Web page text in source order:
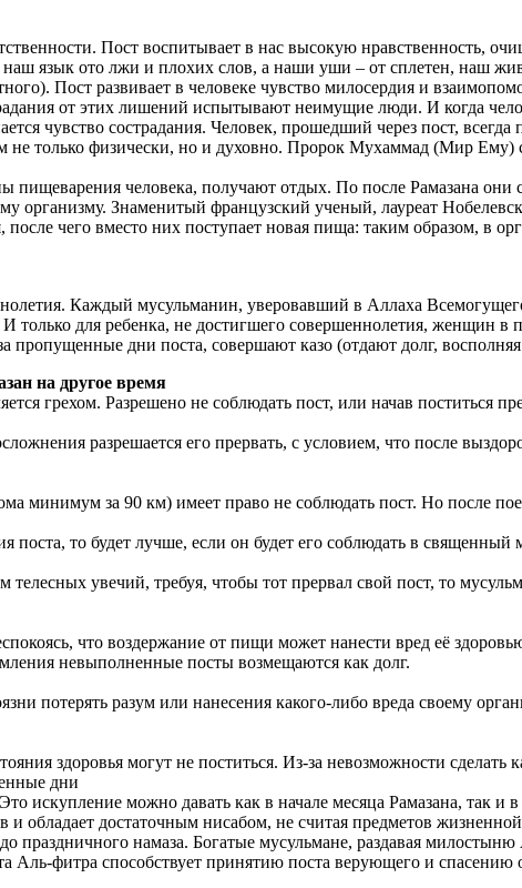
Пост воспитывает в нас высокую нравственность,
наш язык ото лжи и плохих слов, а наши уши – от сплетен, наш
Пост развивает в человеке чувство милосердия и
от этих лишений испытывают неимущие люди. И когда
чувство сострадания. Человек, прошедший через пост,
не только физически, но и духовно. Пророк Мухаммад (Мир Ему)
пищеварения человека, получают отдых. По после Рамазана
организму. Знаменитый французский ученый, лауреат
чего вместо них поступает новая пища: таким образом, в
Каждый мусульманин, уверовавший в Аллаха
только для ребенка, не достигшего совершеннолетия, женщин в
пропущенные дни поста, совершают казо (отдают долг,
на другое время
грехом. Разрешено не соблюдать пост, или начав поститься
разрешается его прервать, с условием, что после
минимум за 90 км) имеет право не соблюдать пост. Но после
то будет лучше, если он будет его соблюдать в священный
увечий, требуя, чтобы тот прервал свой пост, то
что воздержание от пищи может нанести вред её
невыполненные посты возмещаются как долг.
потерять разум или нанесения какого-либо вреда своему
здоровья могут не поститься. Из-за невозможности сделать
дни
искупление можно давать как в начале месяца Рамазана, так и
обладает достаточным нисабом, не считая предметов
намаза. Богатые мусульмане, раздавая
фитра способствует принятию поста верующего и спасению